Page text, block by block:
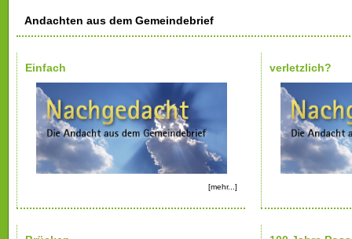
Andachten aus dem Gemeindebrief
Einfach
[mehr...]
verletzlich?